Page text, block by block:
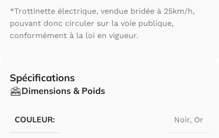
*Trottinette électrique, vendue bridée à 25km/h,
pouvant donc circuler sur la voie publique,
conformément à la loi en vigueur.
Spécifications
Dimensions & Poids
COULEUR: Noir, Or